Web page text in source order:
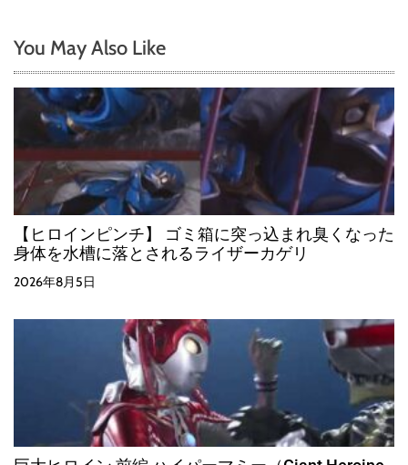
You May Also Like
【ヒロインピンチ】 ゴミ箱に突っ込まれ臭くなった
身体を水槽に落とされるライザーカゲリ
2026年8月5日